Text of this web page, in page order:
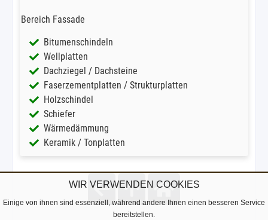
Bereich Fassade
Bitumenschindeln
Wellplatten
Dachziegel / Dachsteine
Faserzementplatten / Strukturplatten
Holzschindel
Schiefer
Wärmedämmung
Keramik / Tonplatten
WIR VERWENDEN COOKIES
Einige von ihnen sind essenziell, während andere Ihnen einen besseren Service
bereitstellen.